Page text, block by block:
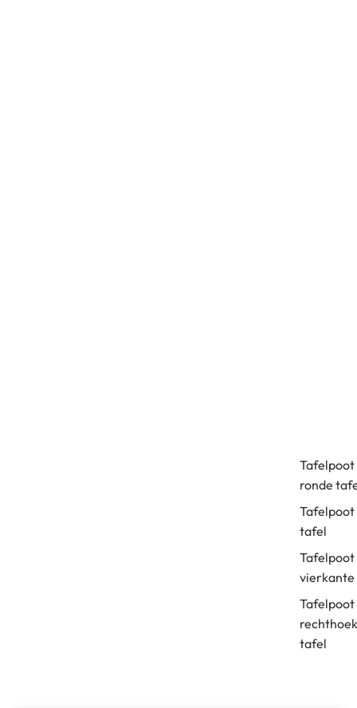
Tafelpoot
ronde
Tafelpoot
tafel
Tafelpoot
Tafelpoot
tafel